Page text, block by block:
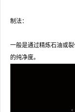
制法：
一般是通过精炼石油或
的纯净度。